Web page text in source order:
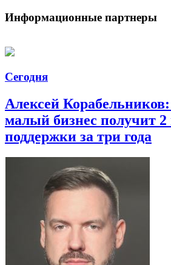
Информационные партнеры
Сегодня
Алексей
малый бизнес получит 2
поддержки за три года